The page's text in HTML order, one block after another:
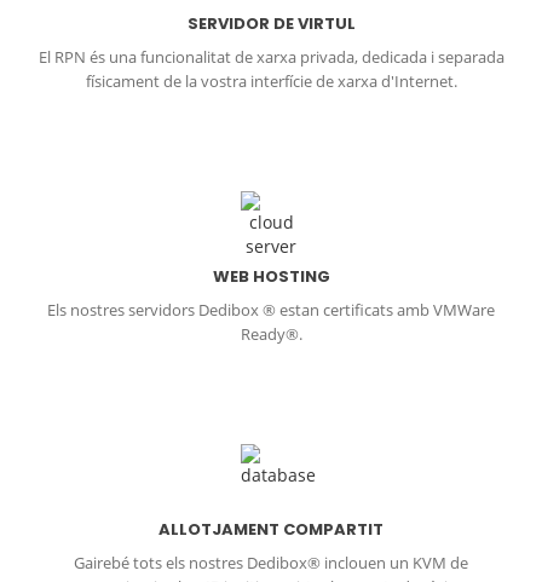
SERVIDOR DE VIRTUL
El RPN és una funcionalitat de xarxa privada, dedicada i separada
físicament de la vostra interfície de xarxa d'Internet.
WEB HOSTING
Els nostres servidors Dedibox ® estan certificats amb VMWare
Ready®.
ALLOTJAMENT COMPARTIT
Gairebé tots els nostres Dedibox® inclouen un KVM de